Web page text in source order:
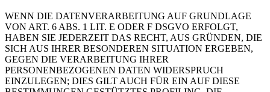
WENN DIE DATENVERARBEITUNG AUF GRUNDLAGE
VON ART. 6 ABS. 1 LIT. E ODER F DSGVO ERFOLGT,
HABEN SIE JEDERZEIT DAS RECHT, AUS GRÜNDEN, DIE
SICH AUS IHRER BESONDEREN SITUATION ERGEBEN,
GEGEN DIE VERARBEITUNG IHRER
PERSONENBEZOGENEN DATEN WIDERSPRUCH
EINZULEGEN; DIES GILT AUCH FÜR EIN AUF DIESE